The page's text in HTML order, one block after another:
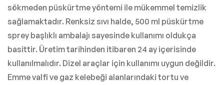
sökmeden püskürtme yöntemi ile mükemmel temizlik
sağlamaktadır. Renksiz sıvı halde, 500 ml püskürtme
sprey başlıklı ambalajı sayesinde kullanımı oldukça
basittir. Üretim tarihinden itibaren 24 ay içerisinde
kullanılmalıdır. Dizel araçlar için kullanımı uygun değildir.
Emme valfi ve gaz kelebeği alanlarındaki tortu ve